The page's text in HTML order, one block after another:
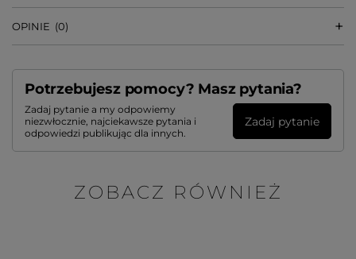
OPINIE (0)
Potrzebujesz pomocy? Masz pytania?
Zadaj pytanie a my odpowiemy
niezwłocznie, najciekawsze pytania i
odpowiedzi publikując dla innych.
Zadaj pytanie
ZOBACZ RÓWNIEŻ